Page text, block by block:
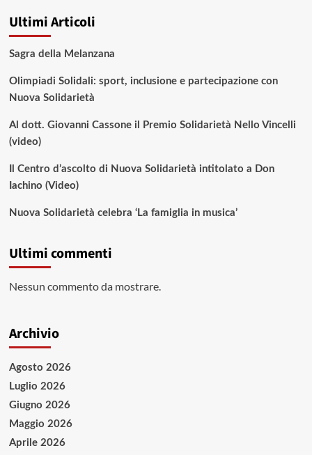
Ultimi Articoli
Sagra della Melanzana
Olimpiadi Solidali: sport, inclusione e partecipazione con
Nuova Solidarietà
Al dott. Giovanni Cassone il Premio Solidarietà Nello Vincelli
(video)
Il Centro d’ascolto di Nuova Solidarietà intitolato a Don
Iachino (Video)
Nuova Solidarietà celebra ‘La famiglia in musica’
Ultimi commenti
Nessun commento da mostrare.
Archivio
Agosto 2026
Luglio 2026
Giugno 2026
Maggio 2026
Aprile 2026